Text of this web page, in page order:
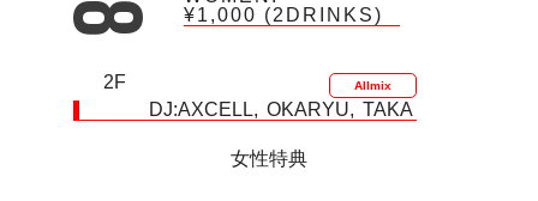
¥1,000 (2DRINKS)
2F Allmix
DJ:AXCELL OKARYU TAKA
女性特典